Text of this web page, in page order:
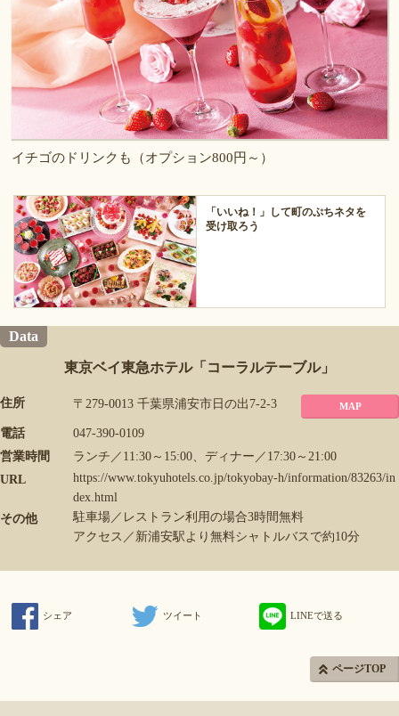
イチゴのドリンクも（オプション800円～）
「いいね！」して町のぷちネタを
受け取ろう
Data
東京ベイ東急ホテル「コーラルテーブル」
住所 〒279-0013 千葉県浦安市日の出7-2-3 MAP
電話
047-390-0109
営業時間
ランチ／11:30～15:00、ディナー／17:30～21:00
URL
https://www.tokyuhotels.co.jp/tokyobay-h/information/83263/in
dex.html
その他
駐車場／レストラン利用の場合3時間無料
アクセス／新浦安駅より無料シャトルバスで約10分
シェア ツイート LINEで送る
ページTOP